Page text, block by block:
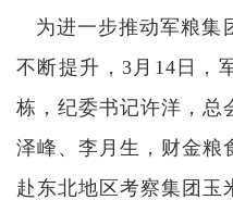
为进一步推动军粮集
不断提升，3月14日，
栋，纪委书记许洋，总
泽峰、李月生，财金粮
赴东北地区考察集团玉